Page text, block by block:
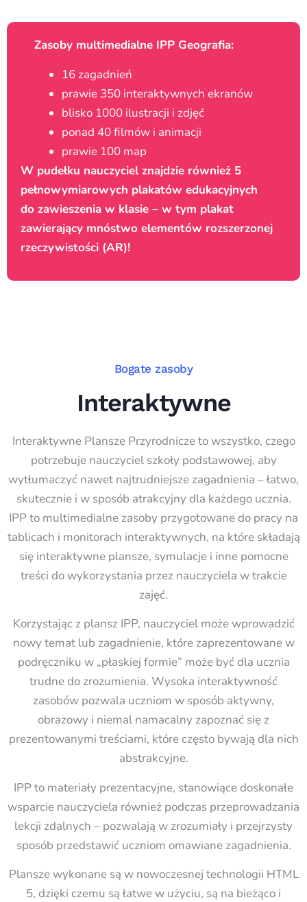
Zasoby multimedialne IPP Geografia:
16 zagadnień
prawie 350 interaktywnych ekranów
blisko 1000 ilustracji i zdjęć
ponad 40 filmów i animacji
prawie 100 map
W pudełku nauczyciel znajdzie również 5
pełnowymiarowych plakatów edukacyjnych
do zawieszenia w klasie – w tym plakat
zawierający mnóstwo elementów rozszerzonej
rzeczywistości (AR)!
Bogate zasoby
Interaktywne
Interaktywne Plansze Przyrodnicze to wszystko, czego
potrzebuje nauczyciel szkoły podstawowej, aby
wytłumaczyć nawet najtrudniejsze zagadnienia – łatwo,
skutecznie i w sposób atrakcyjny dla każdego ucznia.
IPP to multimedialne zasoby przygotowane do pracy na
tablicach i monitorach interaktywnych, na które składają
się interaktywne plansze, symulacje i inne pomocne
treści do wykorzystania przez nauczyciela w trakcie
zajęć.
Korzystając z plansz IPP, nauczyciel może wprowadzić
nowy temat lub zagadnienie, które zaprezentowane w
podręczniku w „płaskiej formie” może być dla ucznia
trudne do zrozumienia. Wysoka interaktywność
zasobów pozwala uczniom w sposób aktywny,
obrazowy i niemal namacalny zapoznać się z
prezentowanymi treściami, które często bywają dla nich
abstrakcyjne.
IPP to materiały prezentacyjne, stanowiące doskonałe
wsparcie nauczyciela również podczas przeprowadzania
lekcji zdalnych – pozwalają w zrozumiały i przejrzysty
sposób przedstawić uczniom omawiane zagadnienia.
Plansze wykonane są w nowoczesnej technologii HTML
5, dzięki czemu są łatwe w użyciu, są na bieżąco i